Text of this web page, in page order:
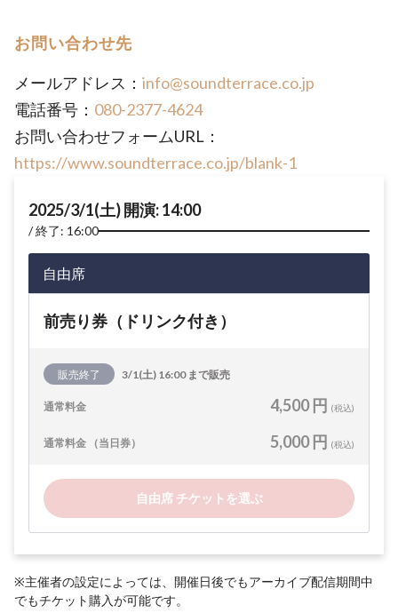
お問い合わせ先
メールアドレス： info@soundterrace.co.jp
電話番号： 080-2377-4624
お問い合わせフォームURL：
https://www.soundterrace.co.jp/blank-1
2025/3/1(土) 開演: 14:00
終了: 16:00
自由席
前売り券（ドリンク付き）
販売終了 3/1(土) 16:00 まで販売
通常料金 4,500 円 (税込)
通常料金 （当日券） 5,000 円 (税込)
自由席 チケットを選ぶ
※主催者の設定によっては、開催日後でもアーカイブ配信期間中
でもチケット購入が可能です。